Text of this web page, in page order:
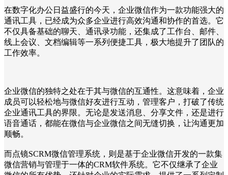
在数字化办公日益盛行的今天，企业微信作为一款功能强大的
通讯工具，已经成为众多企业进行高效沟通和协作的首选。它
不仅具备基础的聊天、通讯录功能，还集成了工作台、邮件、
线上会议、文档编辑等一系列便捷工具，极大地提升了团队的
工作效率。
企业微信的独特之处在于其与微信的互通性。这意味着，企业
成员可以轻松地与微信好友进行互动，管理客户，打破了传统
企业通讯工具的界限。无论是发送消息、分享文件，还是进行
语音通话，都能在微信与企业微信之间无缝切换，让沟通更加
顺畅。
而点镜SCRM微信管理系统，则是基于企业微信开发的一款集
微信营销与管理于一体的CRM软件系统。它不仅继承了企业